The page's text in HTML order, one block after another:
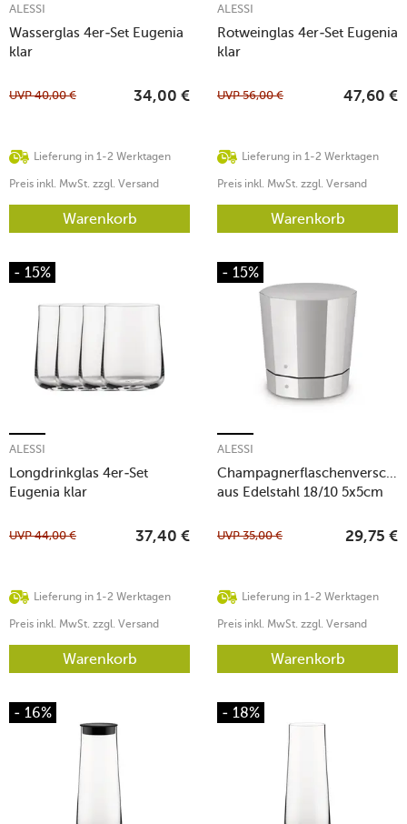
Wasserglas 4er-Set Eugenia
klar
ALESSI
Lieferung in 1-2 Werktagen
UVP40,00 € 34,00 €
Preis inkl. MwSt. zzgl. Versand
Warenkorb
Rotweinglas 4er-Set Eugenia
klar
ALESSI
Lieferung in 1-2 Werktagen
UVP56,00 € 47,60 €
Preis inkl. MwSt. zzgl. Versand
Warenkorb
- 15%
Longdrinkglas 4er-Set
Eugenia klar
ALESSI
Lieferung in 1-2 Werktagen
UVP44,00 € 37,40 €
Preis inkl. MwSt. zzgl. Versand
Warenkorb
- 15%
aus Edelstahl 18/10 5x5cm
ALESSI
Lieferung in 1-2 Werktagen
UVP35,00 € 29,75 €
Preis inkl. MwSt. zzgl. Versand
Warenkorb
- 16% - 18%